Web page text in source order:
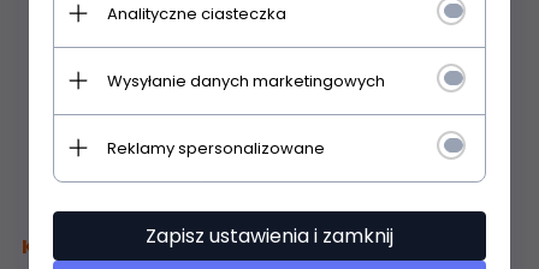
Kolory Klasyczne
Analityczne ciasteczka
Wysyłanie danych marketingowych
Reklamy spersonalizowane
Zapisz ustawienia i zamknij